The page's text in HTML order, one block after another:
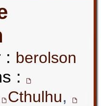
: berolson
:
Cthulhu,